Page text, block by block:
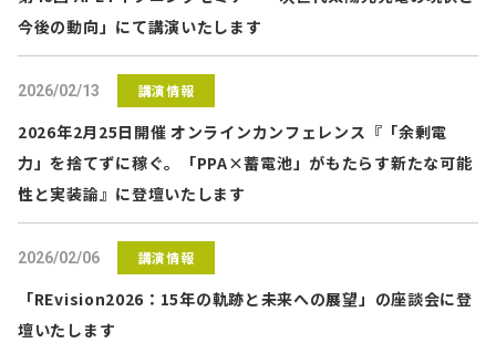
今後の動向」にて講演いたします
2026/02/13 講演情報
2026年2月25日開催 オンラインカンフェレンス『「余剰電
力」を捨てずに稼ぐ。「PPA×蓄電池」がもたらす新たな可能
性と実装論』に登壇いたします
2026/02/06 講演情報
「REvision2026：15年の軌跡と未来への展望」の座談会に登
壇いたします